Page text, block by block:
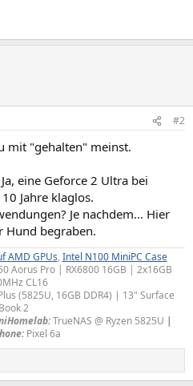
#2
mit "gehalten" meinst.
eine Geforce 2 Ultra bei
Jahre klaglos.
Je nachdem... Hier
Hund begraben.
AMD GPUs, Intel N100 MiniPC Case
Aorus Pro | RX6800 16GB | 2x16GB
CL16
(5825U, 16GB DDR4) | 13" Surface
Book 2
TrueNAS @ Ryzen 5825U |
Pixel 6a​